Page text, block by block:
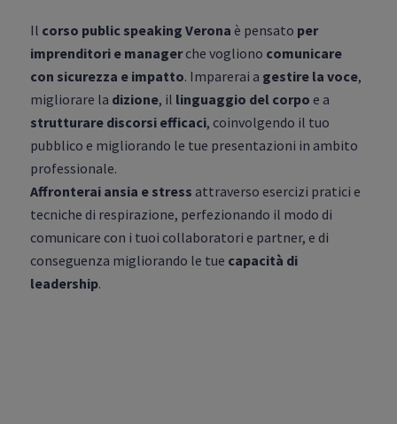
Il corso public speaking Verona è pensato per
imprenditori e managerche vogliono comunicare
con sicurezza e impatto. Imparerai a gestire la voce,
migliorare la dizione, il linguaggio del corpo e a
strutturare discorsi efficaci, coinvolgendo il tuo
pubblico e migliorando le tue presentazioni in ambito
professionale.
Affronterai ansia e stress attraverso esercizi pratici e
tecniche di respirazione, perfezionando il modo di
comunicare con i tuoi collaboratori e partner, e di
conseguenza migliorando le tue capacità di
leadership.